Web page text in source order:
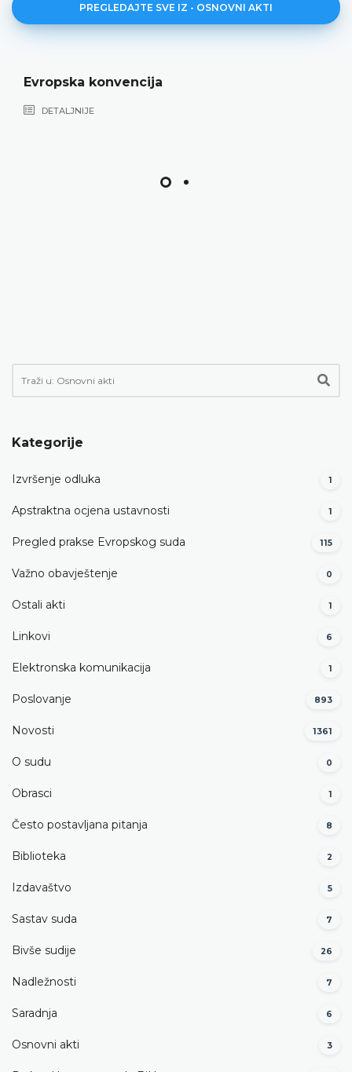
PREGLEDAJTE SVE IZ - OSNOVNI AKTI
Evropska konvencija
DETALJNIJE
Kategorije
Izvršenje odluka 1
Apstraktna ocjena ustavnosti 1
Pregled prakse Evropskog suda 115
Važno obavještenje 0
Ostali akti 1
Linkovi 6
Elektronska komunikacija 1
Poslovanje 893
Novosti 1361
O sudu 0
Obrasci 1
Često postavljana pitanja 8
Biblioteka 2
Izdavaštvo 5
Sastav suda 7
Bivše sudije 26
Nadležnosti 7
Saradnja 6
Osnovni akti 3